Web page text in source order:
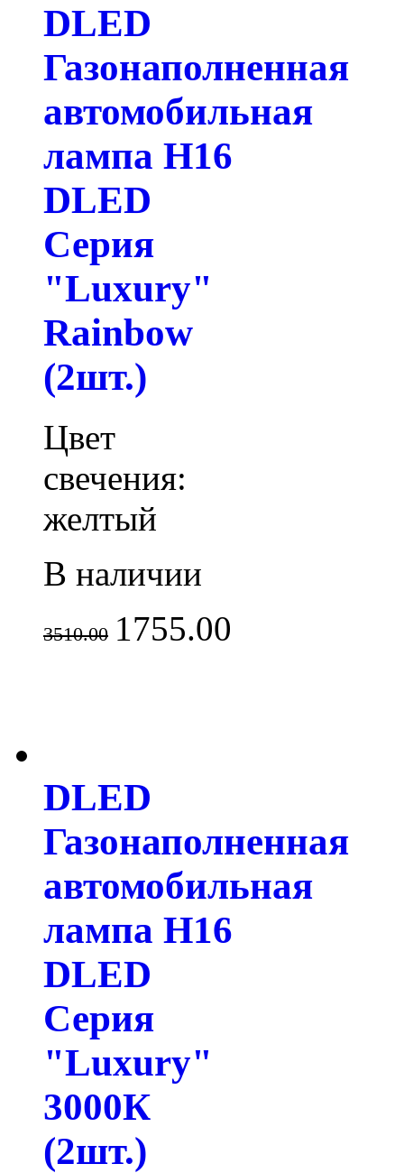
DLED
Газонаполненная
автомобильная
лампа H16
DLED
Серия
"Luxury"
Rainbow
(2шт.)
Цвет
свечения:
желтый
В наличии
3510.00 1755.00
DLED
Газонаполненная
автомобильная
лампа H16
DLED
Серия
"Luxury"
3000К
(2шт.)